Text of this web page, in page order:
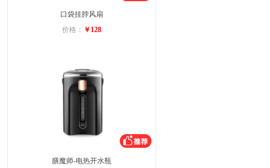
口袋挂脖风扇
价格： ￥128
膳魔师-电热开水瓶